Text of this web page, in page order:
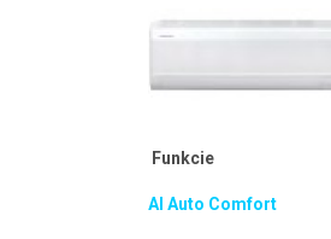
Funkcie
AI Auto Comfort